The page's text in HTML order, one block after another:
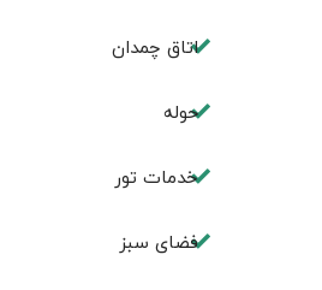
اتاق چمدان
حوله
خدمات تور
فضای سبز